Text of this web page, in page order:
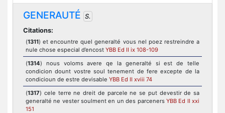
GENERAUTÉ S.
Citations:
(1311) et encountre quel generalté vous nel poez restreindre a
nule chose especial d’encost YBB Ed II ix 108-109
(1314) nous voloms avere qe la generalté si est de telle
condicion dount vostre soul tenement de fere excepte de la
condicioun de estre devisable YBB Ed II xviii 74
(1317) cele terre ne dreit de parcele ne se put devestir de sa
generalté ne vester soulment en un des parceners YBB Ed II xxi
151